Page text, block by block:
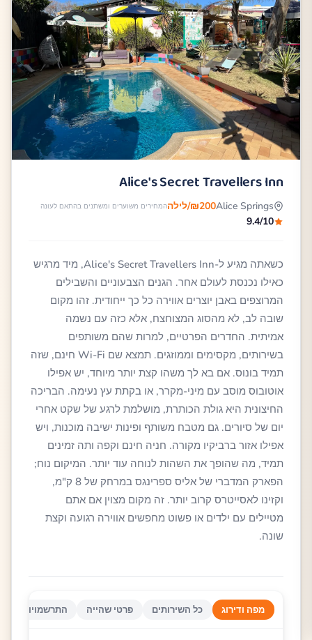
Alice's Secret Travellers Inn
Alice Springs₪200/לילה המחירים משוערים ומשתנים בהתאם לעונה
9.4/10
כשאתה מגיע ל-Alice's Secret Travellers Inn, מיד מרגיש
כאילו נכנסת לעולם אחר. הגנים הצבעוניים והשבילים
המרוצפים באבן יוצרים אווירה כל כך ייחודית. זהו מקום
שובה לב, לא מהסוג המצוחצח, אלא כזה עם נשמה
אמיתית. החדרים הפרטיים, למרות שהם משותפים
בשירותים, מקסימים וממוזגים. תמצא שם Wi-Fi חינם, שזה
תמיד בונוס. אם בא לך משהו קצת יותר מיוחד, יש אפילו
אוטובוס מוסב עם מיני-מקרר, או בקתת עץ נעימה. הבריכה
החיצונית היא גולת הכותרת, מושלמת לרגע של שקט אחרי
יום של סיורים. גם מטבח משותף ופינות ישיבה מוכנות, ויש
אפילו אזור ברביקיו מקורה. חניה חינם וקפה ותה זמינים
תמיד, מה שהופך את השהות לנוחה עוד יותר. המיקום נוח;
הפארק המדברי של אליס ספרינגס במרחק של 8 ק"מ,
וקזינו לאסייטרס קרוב יותר. זה מקום מצוין אם אתם
מטיילים עם ילדים או פשוט מחפשים אווירה רגועה וקצת
שונה.
מפה ודירוג כל השירותים פרטי שהייה התרשמויות